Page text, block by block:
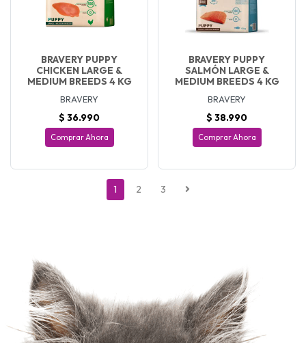
BRAVERY PUPPY
CHICKEN LARGE &
MEDIUM BREEDS 4 KG
BRAVERY
$ 36.990
Comprar Ahora
BRAVERY PUPPY
SALMÓN LARGE &
MEDIUM BREEDS 4 KG
BRAVERY
$ 38.990
Comprar Ahora
1 2 3